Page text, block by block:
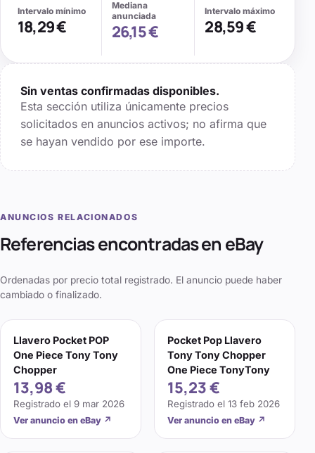
Intervalo mínimo
18,29 €
Mediana
anunciada
26,15 €
Intervalo máximo
28,59 €
Sin ventas confirmadas disponibles.
Esta sección utiliza únicamente precios
solicitados en anuncios activos; no afirma que
se hayan vendido por ese importe.
ANUNCIOS RELACIONADOS
Referencias encontradas en eBay
Ordenadas por precio total registrado. El anuncio puede haber
cambiado o finalizado.
Llavero Pocket POP
One Piece Tony Tony
Chopper
13,98 €
Registrado el 9 mar 2026
Ver anuncio en eBay ↗
Pocket Pop Llavero
Tony Tony Chopper
One Piece TonyTony
15,23 €
Registrado el 13 feb 2026
Ver anuncio en eBay ↗